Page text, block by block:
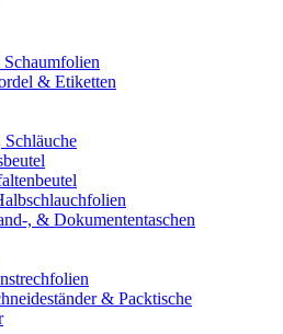
& Etiketten
, & Dokumententaschen
& Packtische